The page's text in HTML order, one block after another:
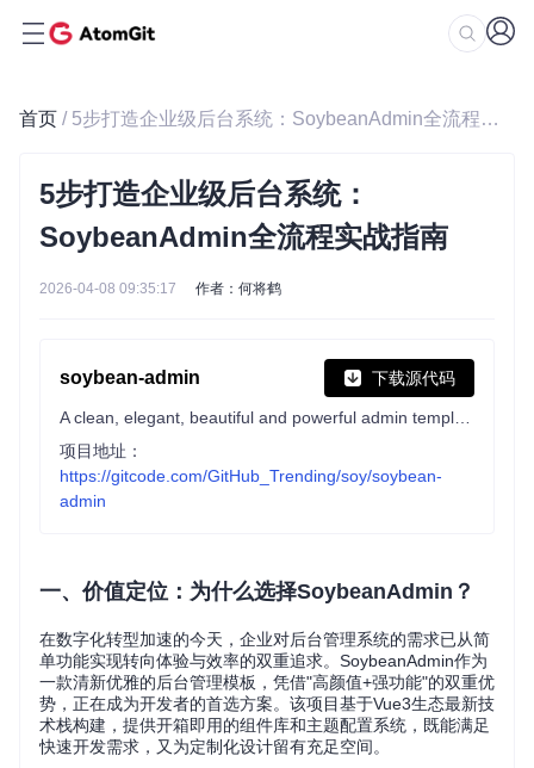
首页 / 5步打造企业级后台系统：SoybeanAdmin全流程实战指南
5步打造企业级后台系统：
SoybeanAdmin全流程实战指南
2026-04-08 09:35:17 作者：何将鹤
soybean-admin 下载源代码
项目地址：
https://gitcode.com/GitHub_Trending/soy/soybean-
admin
一、价值定位：为什么选择SoybeanAdmin？
在数字化转型加速的今天，企业对后台管理系统的需求已从简
单功能实现转向体验与效率的双重追求。SoybeanAdmin作为
一款清新优雅的后台管理模板，凭借"高颜值+强功能"的双重优
势，正在成为开发者的首选方案。该项目基于Vue3生态最新技
术栈构建，提供开箱即用的组件库和主题配置系统，既能满足
快速开发需求，又为定制化设计留有充足空间。